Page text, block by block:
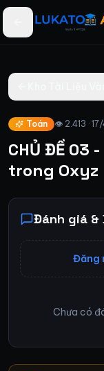
Bỏ qua đến nội
Toán 👁 2.413 ·
CHỦ ĐỀ 03
trong Oxyz
Đánh giá &
Đăng
Chưa có